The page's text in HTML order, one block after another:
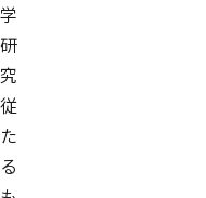
学
研
究
従
た
る